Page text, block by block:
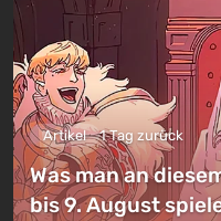
Artikel 1 Tag zurück
Was man an
bis 9. August